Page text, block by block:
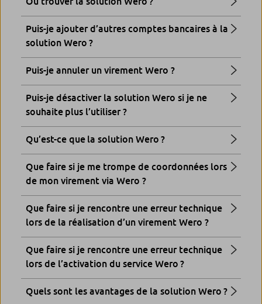
Puis-je ajouter d’autres comptes bancaires à la
solution Wero ?
Puis-je annuler un virement Wero ?
Puis-je désactiver la solution Wero si je ne
souhaite plus l’utiliser ?
Qu’est-ce que la solution Wero ?
Que faire si je me trompe de coordonnées lors
de mon virement via Wero ?
Que faire si je rencontre une erreur technique
lors de la réalisation d’un virement Wero ?
Que faire si je rencontre une erreur technique
lors de l’activation du service Wero ?
Quels sont les avantages de la solution Wero ?